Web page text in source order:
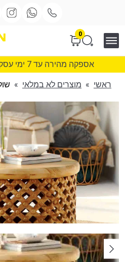
0
אספקה מהירה עד 7 ימי עסקים. ואולי הרבה לפני...
ראשי » מוצרים לא במלאי »